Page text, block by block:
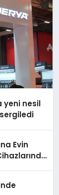
yeni nesil
Evin